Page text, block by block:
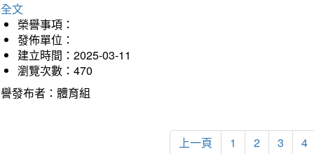
文
榮譽事項：
發佈單位：
建立時間：2025-03-11
瀏覽次數：470
發布者：體育組
上一頁 1 2 3 4